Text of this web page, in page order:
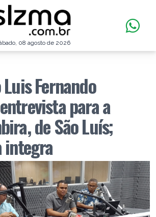
08 agosto de 2026
Fernando
para a
de São Luís;
integra